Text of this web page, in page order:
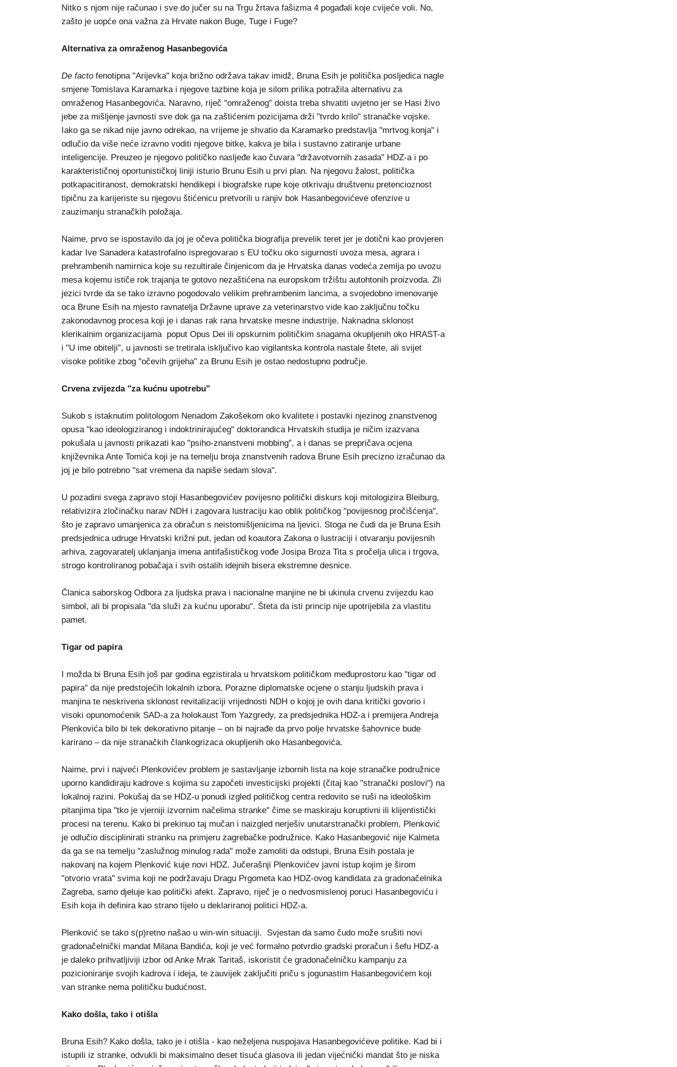
Nitko s njom nije računao i sve do jučer su na Trgu žrtava fašizma 4 pogađali koje cvijeće voli. No,
zašto je uopće ona važna za Hrvate nakon Buge, Tuge i Fuge?
Alternativa za omraženog Hasanbegovića
De facto fenotipna "Arijevka" koja brižno održava takav imidž, Bruna Esih je politička posljedica nagle
smjene Tomislava Karamarka i njegove tazbine koja je silom prilika potražila alternativu za
omraženog Hasanbegovića. Naravno, riječ "omraženog” doista treba shvatiti uvjetno jer se Hasi živo
jebe za mišljenje javnosti sve dok ga na zaštićenim pozicijama drži "tvrdo krilo" stranačke vojske.
Iako ga se nikad nije javno odrekao, na vrijeme je shvatio da Karamarko predstavlja "mrtvog konja" i
odlučio da više neće izravno voditi njegove bitke, kakva je bila i sustavno zatiranje urbane
inteligencije. Preuzeo je njegovo političko nasljeđe kao čuvara "državotvornih zasada" HDZ-a i po
karakterističnoj oportunističkoj liniji isturio Brunu Esih u prvi plan. Na njegovu žalost, politička
potkapacitiranost, demokratski hendikepi i biografske rupe koje otkrivaju društvenu pretencioznost
tipičnu za karijeriste su njegovu štićenicu pretvorili u ranjiv bok Hasanbegovićeve ofenzive u
zauzimanju stranačkih položaja.
Naime, prvo se ispostavilo da joj je očeva politička biografija prevelik teret jer je dotični kao provjeren
kadar Ive Sanadera katastrofalno ispregovarao s EU točku oko sigurnosti uvoza mesa, agrara i
prehrambenih namirnica koje su rezultirale činjenicom da je Hrvatska danas vodeća zemlja po uvozu
mesa kojemu ističe rok trajanja te gotovo nezaštićena na europskom tržištu autohtonih proizvoda. Zli
jezici tvrde da se tako izravno pogodovalo velikim prehrambenim lancima, a svojedobno imenovanje
oca Brune Esih na mjesto ravnatelja Državne uprave za veterinarstvo vide kao zaključnu točku
zakonodavnog procesa koji je i danas rak rana hrvatske mesne industrije. Naknadna sklonost
klerikalnim organizacijama poput Opus Dei ili opskurnim političkim snagama okupljenih oko HRAST-a
i "U ime obitelji”, u javnosti se tretirala isključivo kao vigilantska kontrola nastale štete, ali svijet
visoke politike zbog "očevih grijeha" za Brunu Esih je ostao nedostupno područje.
Crvena zvijezda "za kućnu upotrebu"
Sukob s istaknutim politologom Nenadom Zakošekom oko kvalitete i postavki njezinog znanstvenog
opusa "kao ideologiziranog i indoktrinirajućeg" doktorandica Hrvatskih studija je ničim izazvana
pokušala u javnosti prikazati kao "psiho-znanstveni mobbing”, a i danas se prepričava ocjena
književnika Ante Tomića koji je na temelju broja znanstvenih radova Brune Esih precizno izračunao da
joj je bilo potrebno "sat vremena da napiše sedam slova".
U pozadini svega zapravo stoji Hasanbegovićev povijesno politički diskurs koji mitologizira Bleiburg,
relativizira zločinačku narav NDH i zagovara lustraciju kao oblik političkog "povijesnog pročišćenja",
što je zapravo umanjenica za obračun s neistomišljenicima na ljevici. Stoga ne čudi da je Bruna Esih
predsjednica udruge Hrvatski križni put, jedan od koautora Zakona o lustraciji i otvaranju povijesnih
arhiva, zagovaratelj uklanjanja imena antifašističkog vođe Josipa Broza Tita s pročelja ulica i trgova,
strogo kontroliranog pobačaja i svih ostalih idejnih bisera ekstremne desnice.
Članica saborskog Odbora za ljudska prava i nacionalne manjine ne bi ukinula crvenu zvijezdu kao
simbol, ali bi propisala "da služi za kućnu uporabu". Šteta da isti princip nije upotrijebila za vlastitu
pamet.
Tigar od papira
I možda bi Bruna Esih još par godina egzistirala u hrvatskom političkom međuprostoru kao "tigar od
papira" da nije predstojećih lokalnih izbora. Porazne diplomatske ocjene o stanju ljudskih prava i
manjina te neskrivena sklonost revitalizaciji vrijednosti NDH o kojoj je ovih dana kritički govorio i
visoki opunomoćenik SAD-a za holokaust Tom Yazgredy, za predsjednika HDZ-a i premijera Andreja
Plenkovića bilo bi tek dekorativno pitanje – on bi najrađe da prvo polje hrvatske šahovnice bude
karirano – da nije stranačkih člankogrizaca okupljenih oko Hasanbegovića.
Naime, prvi i najveći Plenkovićev problem je sastavljanje izbornih lista na koje stranačke podružnice
uporno kandidiraju kadrove s kojima su započeti investicijski projekti (čitaj kao "stranački poslovi") na
lokalnoj razini. Pokušaj da se HDZ-u ponudi izgled političkog centra redovito se ruši na ideološkim
pitanjima tipa "tko je vjerniji izvornim načelima stranke" čime se maskiraju koruptivni ili klijentistički
procesi na terenu. Kako bi prekinuo taj mučan i naizgled nerješiv unutarstranački problem, Plenković
je odlučio disciplinirati stranku na primjeru zagrebačke podružnice. Kako Hasanbegović nije Kalmeta
da ga se na temelju "zaslužnog minulog rada" može zamoliti da odstupi, Bruna Esih postala je
nakovanj na kojem Plenković kuje novi HDZ. Jučerašnji Plenkovićev javni istup kojim je širom
"otvorio vrata" svima koji ne podržavaju Dragu Prgometa kao HDZ-ovog kandidata za gradonačelnika
Zagreba, samo djeluje kao politički afekt. Zapravo, riječ je o nedvosmislenoj poruci Hasanbegoviću i
Esih koja ih definira kao strano tijelo u deklariranoj politici HDZ-a.
Plenković se tako s(p)retno našao u win-win situaciji. Svjestan da samo čudo može srušiti novi
gradonačelnički mandat Milana Bandića, koji je već formalno potvrdio gradski proračun i šefu HDZ-a
je daleko prihvatljiviji izbor od Anke Mrak Taritaš, iskoristit će gradonačelničku kampanju za
pozicioniranje svojih kadrova i ideja, te zauvijek zaključiti priču s jogunastim Hasanbegovićem koji
van stranke nema političku budućnost.
Kako došla, tako i otišla
Bruna Esih? Kako došla, tako je i otišla - kao neželjena nuspojava Hasanbegovićeve politike. Kad bi i
istupili iz stranke, odvukli bi maksimalno deset tisuća glasova ili jedan vijećnički mandat što je niska